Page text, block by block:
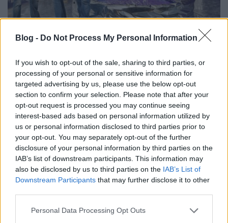
Blog - Do Not Process My Personal Information
If you wish to opt-out of the sale, sharing to third parties, or
processing of your personal or sensitive information for
targeted advertising by us, please use the below opt-out
section to confirm your selection. Please note that after your
opt-out request is processed you may continue seeing
interest-based ads based on personal information utilized by
us or personal information disclosed to third parties prior to
your opt-out. You may separately opt-out of the further
disclosure of your personal information by third parties on the
IAB’s list of downstream participants. This information may
also be disclosed by us to third parties on the IAB’s List of
Downstream Participants that may further disclose it to other
Please note that this website/app uses one or more Google
Personal Data Processing Opt Outs
csapatból tizenkettő jutott be, ezek fognak
párbajozni hat epizódban. Az elődöntőkben egy
szobarészlet megtervezése lesz a feladat, "kalapból
húzott vezértéma alapján", ez gyakorlatilag a főzős
vetélkedőkből már ismert 'mi van a dobozban'
típusú feladat, pár alkatrészt megadnak, ebben az
esetben egy-egy konkrét stílusra jellemző pár
tárgyat, aztán hadd szóljon, a csapatoknak adott
stílusokban kell berendezniük a szobákat.
A középdöntőkben már csak hat csapat verseng
három részben, ebben a fordulóban "egy loftlakást
kell berendezni, egy-egy adott bútor mint